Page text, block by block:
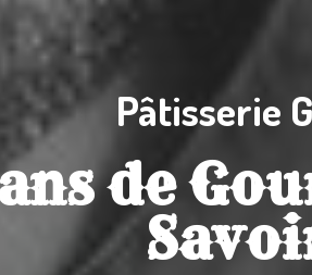
Pâtisserie
de